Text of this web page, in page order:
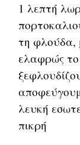
1 λεπτή
τη φλούδα,
ελαφρώς το
λευκή
πικρή